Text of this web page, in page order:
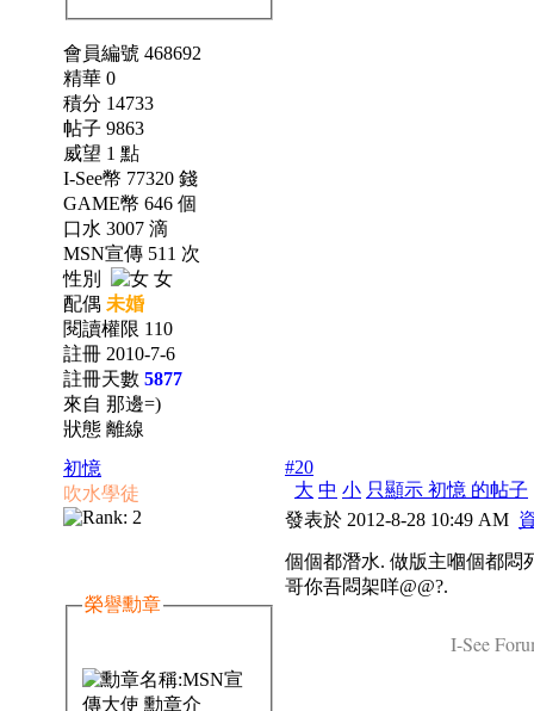
會員編號 468692
精華 0
積分 14733
帖子 9863
威望 1 點
I-See幣 77320 錢
GAME幣 646 個
口水 3007 滴
MSN宣傳 511 次
性別
女
配偶 未婚
閱讀權限 110
註冊 2010-7-6
註冊天數 5877
來自 那邊=)
狀態 離線
初憶
吹水學徒
榮譽勳章
#20
大 中 小 只顯示 初憶 的帖子
發表於 2012-8-28 10:49 AM
個個都潛水. 做版主嗰個都悶
哥你吾悶架咩@@?.
I-See